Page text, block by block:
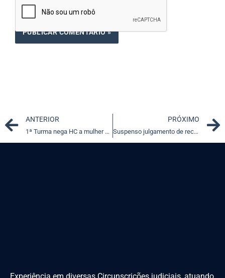
Prev
ANTERIOR
1ª Turma nega HC a mulher acusada de matar adolescente por vingança
PRÓXIMO
Suspenso julgamento de recursos contra decisão que reconheceu elegibilidade de ex-diretor da Ceagesp no pleito de 2018